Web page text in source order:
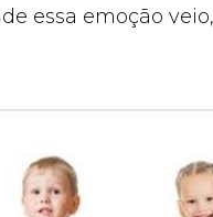
essa emoção